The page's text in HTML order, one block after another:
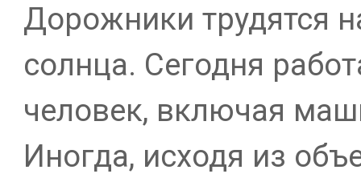
Дорожники трудятся
солнца. Сегодня
человек, включая
Иногда, исходя из